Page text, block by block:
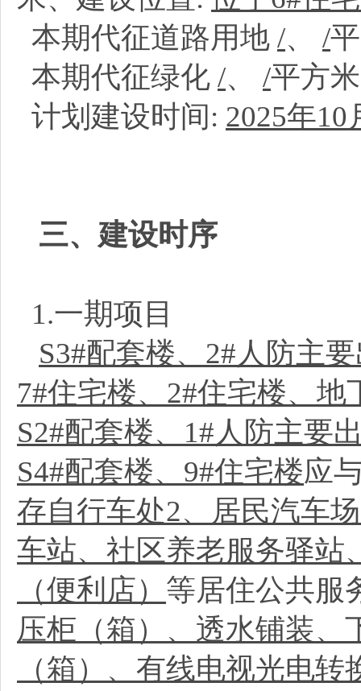
本期代征道路用地 /、 /
本期代征绿化 /、 /平方
计划建设时间: 2025年10
三、建设时序
1.一期项目
S3#配套楼、2#人防主
7#住宅楼、2#住宅楼、
S2#配套楼、1#人防主要
S4#配套楼、9#住宅楼应
存自行车处2、居民汽车
车站、社区养老服务驿站
（便利店） 等居住公共服
压柜（箱）、透水铺装、
（箱）、有线电视光电